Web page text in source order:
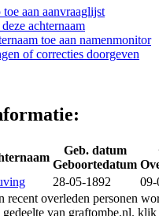
aan aanvraaglijst
achternaam
toe aan namenmonitor
of correcties doorgeven
Geb. datum
Geboortedatum
28-05-1892 09-
recent overleden personen
gedeelte van graftombe.nl. klik